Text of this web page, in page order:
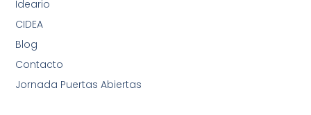
Ideario
CIDEA
Blog
Contacto
Jornada Puertas Abiertas